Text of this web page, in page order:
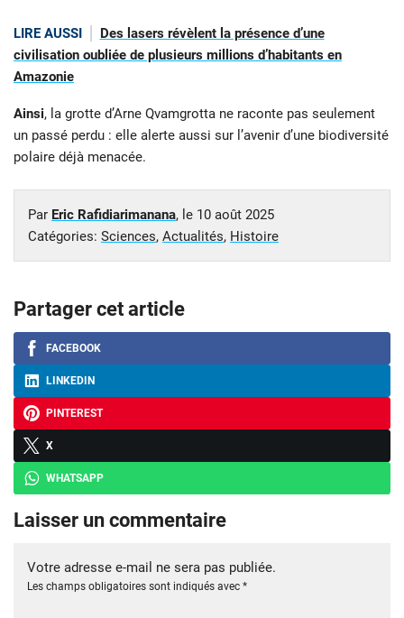
LIRE AUSSI
Des lasers révèlent la présence d’une
civilisation oubliée de plusieurs millions d’habitants en
Amazonie
Ainsi, la grotte d’Arne Qvamgrotta ne raconte pas seulement
un passé perdu : elle alerte aussi sur l’avenir d’une biodiversité
polaire déjà menacée.
Par Eric Rafidiarimanana, le 10 août 2025
Catégories: Sciences, Actualités, Histoire
Partager cet article
FACEBOOK
LINKEDIN
PINTEREST
X
WHATSAPP
Laisser un commentaire
Votre adresse e-mail ne sera pas publiée.
Les champs obligatoires sont indiqués avec *